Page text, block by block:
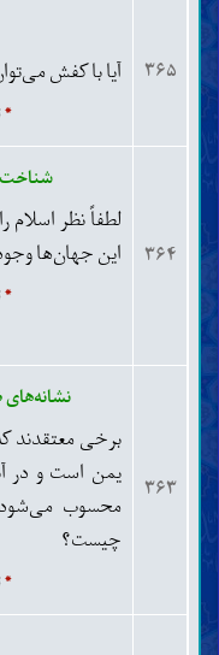
جنابت، حیض، نفاس،
طب و تداوی
وضو، غسل و تیمّم
اذان و اقامه
نمازهای واجب یومیّه
نماز جماعت
زکات، خمس، صدقه و
روزه و اعتکاف
خوردنی‌ها و
شکار و ذبح حیوانات
نذر، عهد و سوگند
۳۶۵ آیا با کفش
*
۳۶۴
شناخت
لطفاً نظر اسلام
این جهان‌ها
*
۳۶۳
برخی معتقدند
یمن است و در
محسوب
چیست؟
*